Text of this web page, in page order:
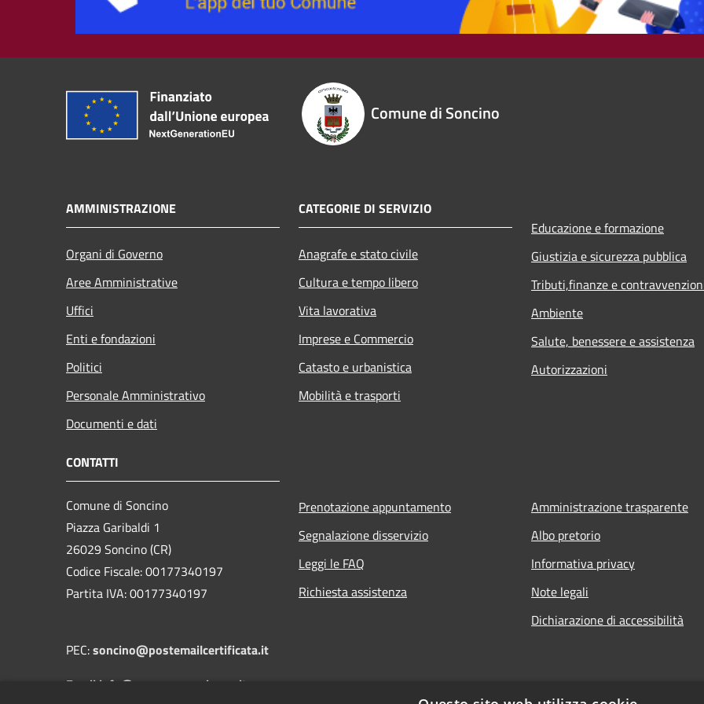
Comune di Soncino
AMMINISTRAZIONE
Organi di Governo
Aree Amministrative
Uffici
Enti e fondazioni
Politici
Personale Amministrativo
Documenti e dati
CATEGORIE DI SERVIZIO
Anagrafe e stato civile
Cultura e tempo libero
Vita lavorativa
Imprese e Commercio
Catasto e urbanistica
Mobilità e trasporti
Educazione e formazione
Giustizia e sicurezza pubblica
Tributi,finanze e
Ambiente
Salute, benessere e assistenza
Autorizzazioni
CONTATTI
Comune di Soncino
Piazza Garibaldi 1
26029 Soncino (CR)
Codice Fiscale: 00177340197
Partita IVA: 00177340197
PEC:soncino@postemailcertificata.it
Email:info@comune.soncino.cr.it
Prenotazione appuntamento
Segnalazione disservizio
Leggi le FAQ
Richiesta assistenza
Amministrazione trasparente
Albo pretorio
Informativa privacy
Note legali
Dichiarazione di accessibilità